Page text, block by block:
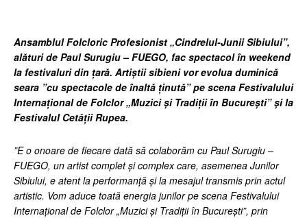
Ansamblul Folcloric Profesionist „Cindrelul-Junii Sibiului”,
alături de Paul Surugiu – FUEGO, fac spectacol în weekend
la festivaluri din țară. Artiștii sibieni vor evolua duminică
seara ”cu spectacole de înaltă ținută” pe scena Festivalului
Internațional de Folclor „Muzici și Tradiții în București” și la
Festivalul Cetății Rupea.
”E o onoare de fiecare dată să colaborăm cu Paul Surugiu –
FUEGO, un artist complet și complex care, asemenea Junilor
Sibiului, e atent la performanță și la mesajul transmis prin actul
artistic. Vom aduce toată energia junilor pe scena Festivalului
Internațional de Folclor „Muzici și Tradiții în București”, prin